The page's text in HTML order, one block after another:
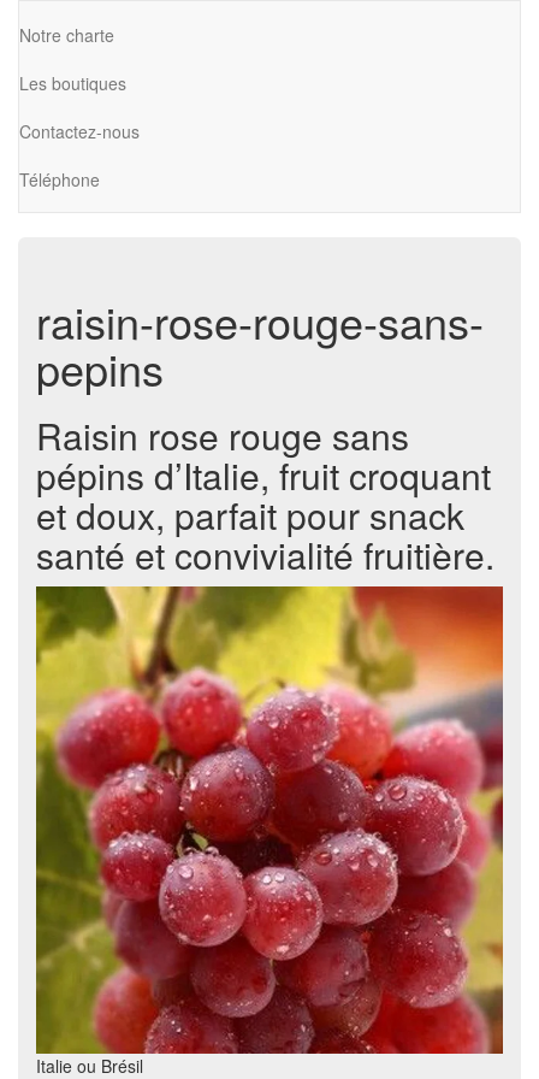
Notre charte
Les boutiques
Contactez-nous
Téléphone
raisin-rose-rouge-sans-
pepins
Raisin rose rouge sans
pépins d’Italie, fruit croquant
et doux, parfait pour snack
santé et convivialité fruitière.
Italie ou Brésil